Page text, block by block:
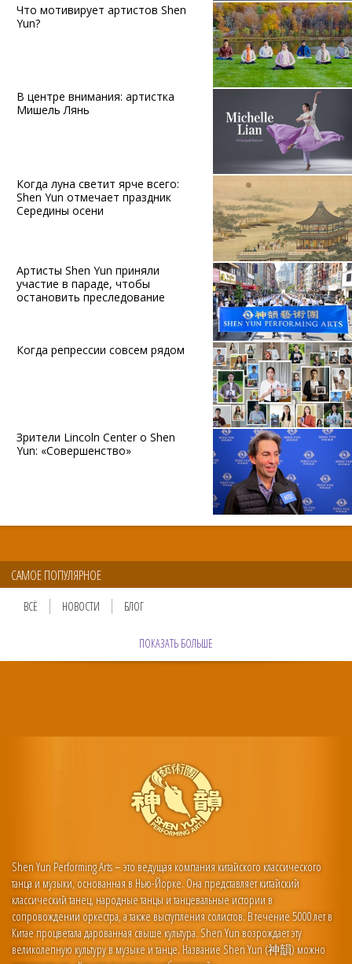
Что мотивирует артистов Shen
Yun?
В центре внимания: артистка
Мишель Лянь
Когда луна светит ярче всего:
Shen Yun отмечает праздник
Середины осени
Артисты Shen Yun приняли
участие в параде, чтобы
остановить преследование
Когда репрессии совсем рядом
Зрители Lincoln Center о Shen
Yun: «Совершенство»
САМОЕ ПОПУЛЯРНОЕ
ВСЁ НОВОСТИ БЛОГ
ПОКАЗАТЬ БОЛЬШЕ
Shen Yun Performing Arts – это ведущая компания китайского классического
танца и музыки, основанная в Нью-Йорке. Она представляет китайский
классический танец, народные танцы и танцевальные истории в
сопровождении оркестра, а также выступления солистов. В течение 5000 лет в
Китае процветала дарованная свыше культура. Shen Yun возрождает эту
великолепную культуру в музыке и танце. Название Shen Yun (神韻) можно